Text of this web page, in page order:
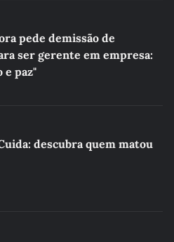
pede demissão de
ser gerente em empresa:
e paz"
descubra quem matou